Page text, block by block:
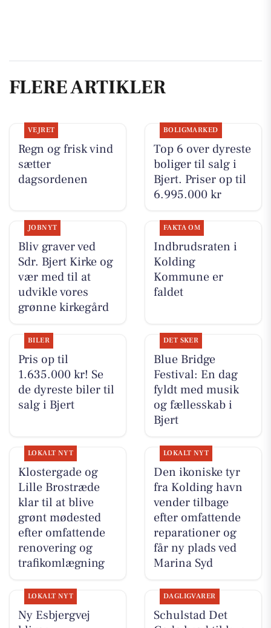
FLERE ARTIKLER
VEJRET
Regn og frisk vind
sætter
dagsordenen
BOLIGMARKED
Top 6 over dyreste
boliger til salg i
Bjert. Priser op til
6.995.000 kr
JOBNYT
Bliv graver ved
Sdr. Bjert Kirke og
vær med til at
udvikle vores
grønne kirkegård
FAKTA OM
Indbrudsraten i
Kolding
Kommune er
faldet
BILER
Pris op til
1.635.000 kr! Se
de dyreste biler til
salg i Bjert
DET SKER
Blue Bridge
Festival: En dag
fyldt med musik
og fællesskab i
Bjert
LOKALT NYT
Klostergade og
Lille Brostræde
klar til at blive
grønt mødested
efter omfattende
renovering og
trafikomlægning
LOKALT NYT
Den ikoniske tyr
fra Kolding havn
vender tilbage
efter omfattende
reparationer og
får ny plads ved
Marina Syd
LOKALT NYT
Ny Esbjergvej
DAGLIGVARER
Schulstad Det